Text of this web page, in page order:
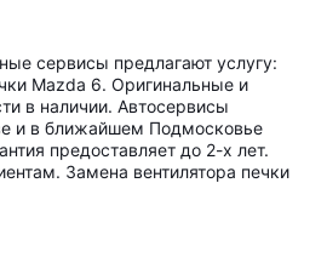
сервисы предлагают услугу:
Mazda 6. Оригинальные и
в наличии. Автосервисы
и в ближайшем Подмосковье
предоставляет до 2-х лет.
Замена вентилятора печки